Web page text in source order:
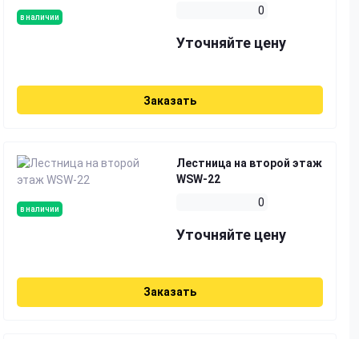
в наличии
0
Уточняйте цену
Заказать
в наличии
Лестница на второй этаж
WSW-22
0
Уточняйте цену
Заказать